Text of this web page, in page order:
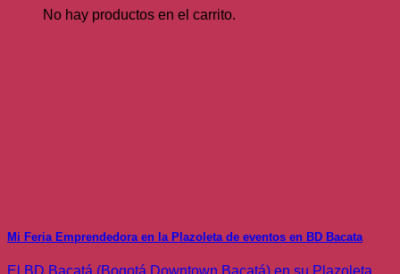
No hay productos en el carrito.
Mi Feria Emprendedora en la Plazoleta de eventos en BD Bacata